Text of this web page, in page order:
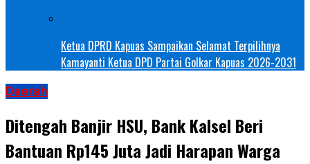
Ketua DPRD Kapuas Sampaikan Selamat Terpilihnya
Kamayanti Ketua DPD Partai Golkar Kapuas 2026-2031
Daerah
Ditengah Banjir HSU, Bank Kalsel Beri
Bantuan Rp145 Juta Jadi Harapan Warga